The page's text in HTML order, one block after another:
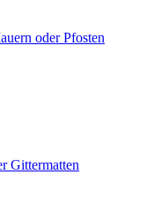
oder Pfosten
Gittermatten